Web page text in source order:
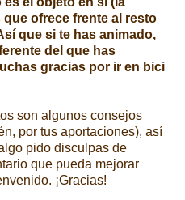
que ofrece frente al resto
que si te has animado,
del que has
gracias por ir en bici
son algunos consejos
por tus aportaciones), así
pido disculpas de
que pueda mejorar
¡Gracias!